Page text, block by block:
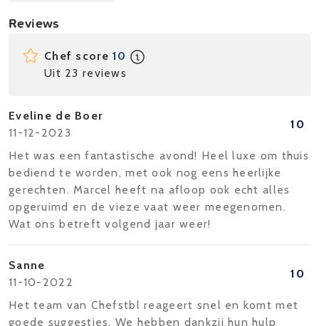
Reviews
Chef score10
Uit 23 reviews
Eveline de Boer
11-12-2023
10
Het was een fantastische avond! Heel luxe om thuis
bediend te worden, met ook nog eens heerlijke
gerechten. Marcel heeft na afloop ook echt alles
opgeruimd en de vieze vaat weer meegenomen.
Wat ons betreft volgend jaar weer!
Sanne
11-10-2022
10
Het team van Chefstbl reageert snel en komt met
goede suggesties. We hebben dankzij hun hulp